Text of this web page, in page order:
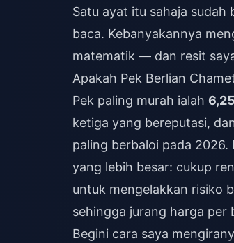
Satu ayat itu sahaja
baca. Kebanyakannya
matematik — dan resit
Apakah Pek Berlian
Pek paling murah ialah
ketiga yang bereputasi,
paling berbaloi pada
yang lebih besar: cukup
untuk mengelakkan risiko
sehingga jurang harga per
Begini cara saya